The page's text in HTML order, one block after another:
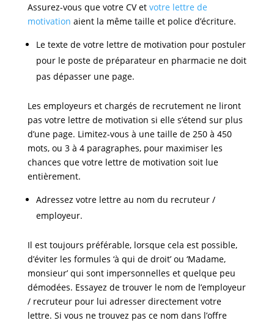
Assurez-vous que votre CV et votre lettre de
motivation aient la même taille et police d’écriture.
Le texte de votre lettre de motivation pour postuler
pour le poste de préparateur en pharmacie ne doit
pas dépasser une page.
Les employeurs et chargés de recrutement ne liront
pas votre lettre de motivation si elle s’étend sur plus
d’une page. Limitez-vous à une taille de 250 à 450
mots, ou 3 à 4 paragraphes, pour maximiser les
chances que votre lettre de motivation soit lue
entièrement.
Adressez votre lettre au nom du recruteur /
employeur.
Il est toujours préférable, lorsque cela est possible,
d’éviter les formules ‘à qui de droit’ ou ‘Madame,
monsieur’ qui sont impersonnelles et quelque peu
démodées. Essayez de trouver le nom de l’employeur
/ recruteur pour lui adresser directement votre
lettre. Si vous ne trouvez pas ce nom dans l’offre